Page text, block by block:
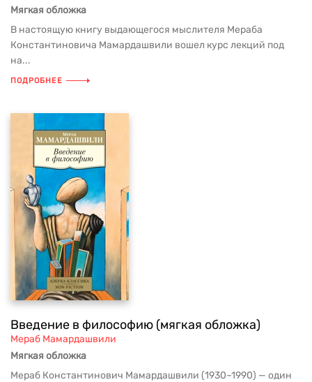
Мягкая обложка
В настоящую книгу выдающегося мыслителя Мераба
Константиновича Мамардашвили вошел курс лекций под
на...
ПОДРОБНЕЕ
Введение в философию (мягкая обложка)
Мераб Мамардашвили
Мягкая обложка
Мераб Константинович Мамардашвили (1930–1990) — один